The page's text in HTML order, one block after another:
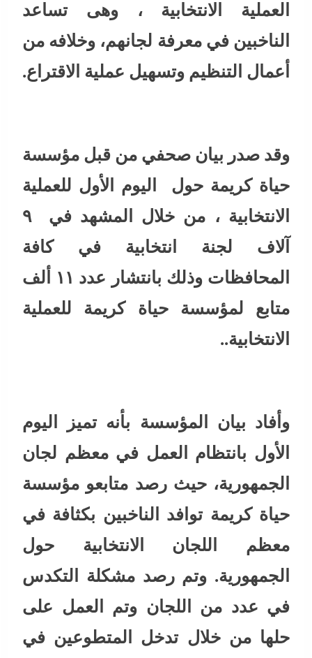
العملية الانتخابية ، وهى تساعد
الناخبين في معرفة لجانهم، وخلافه من
أعمال التنظيم وتسهيل عملية الاقتراع.
وقد صدر بيان صحفي من قبل مؤسسة
حياة كريمة حول اليوم الأول للعملية
الانتخابية ، من خلال المشهد في ٩
آلاف لجنة انتخابية في كافة
المحافظات وذلك بانتشار عدد ١١ ألف
متابع لمؤسسة حياة كريمة للعملية
الانتخابية..
وأفاد بيان المؤسسة بأنه تميز اليوم
الأول بانتظام العمل في معظم لجان
الجمهورية، حيث رصد متابعو مؤسسة
حياة كريمة توافد الناخبين بكثافة في
معظم اللجان الانتخابية حول
الجمهورية. وتم رصد مشكلة التكدس
في عدد من اللجان وتم العمل على
حلها من خلال تدخل المتطوعين في